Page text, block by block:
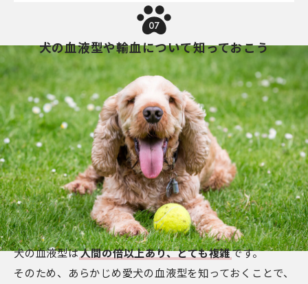
07
犬の血液型や輸血について知っておこう
犬の血液型は人間の倍以上あり、とても複雑です。
そのため、あらかじめ愛犬の血液型を知っておくことで、